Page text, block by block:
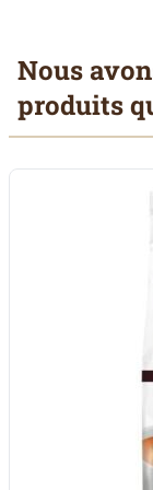
Nous
produits
Il est possible de
Cliquer pour
Cliquer pour